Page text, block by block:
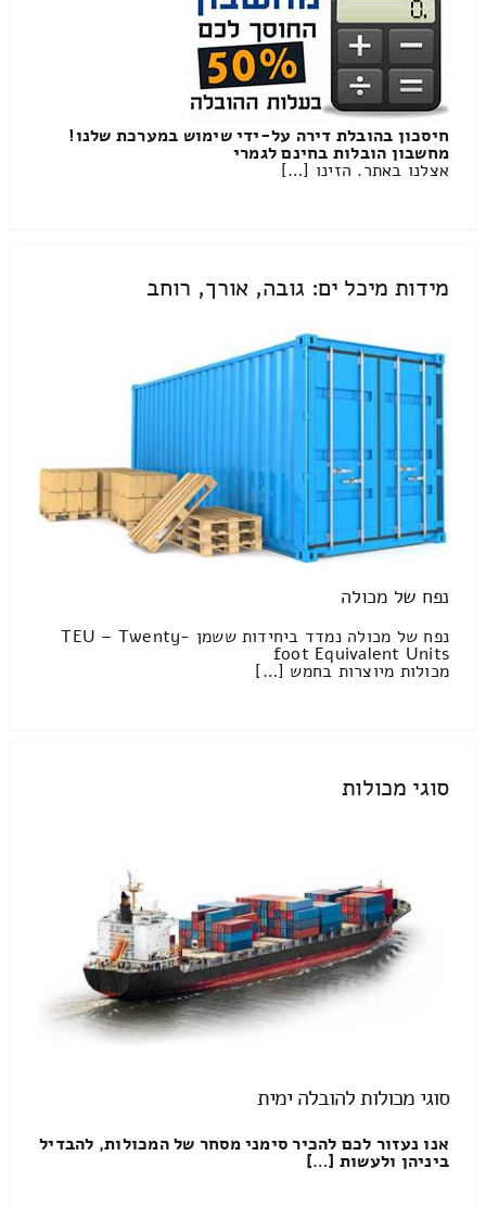
חיסכון בהובלת דירה על-ידי שימוש במערכת שלנו!
מחשבון הובלות בחינם לגמרי
אצלנו באתר. הזינו […]
מידות מיכל ים: גובה, אורך, רוחב
נפח של מכולה
נפח של מכולה נמדד ביחידות ששמן TEU – Twenty-
foot Equivalent Units
מכולות מיוצרות בחמש […]
סוגי מכולות
סוגי מכולות להובלה ימית
אנו נעזור לכם להכיר סימני מסחר של המכולות, להבדיל
ביניהן ולעשות […]